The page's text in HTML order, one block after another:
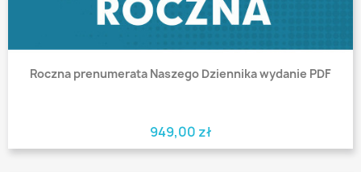
Roczna prenumerata Naszego Dziennika wydanie PDF
949,00 zł